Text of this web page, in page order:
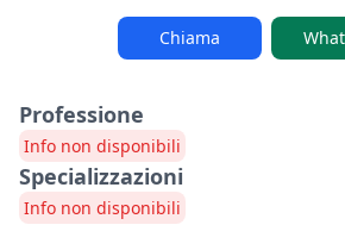
Chiama
Professione
Info non disponibili
Specializzazioni
Info non disponibili